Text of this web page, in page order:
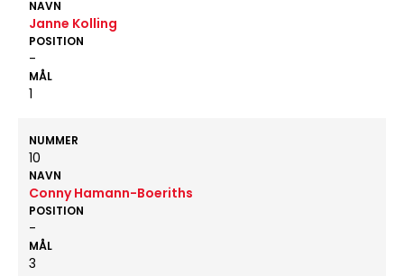
NAVN
Janne Kolling
POSITION
-
MÅL
1
NUMMER
10
NAVN
Conny Hamann-Boeriths
POSITION
-
MÅL
3